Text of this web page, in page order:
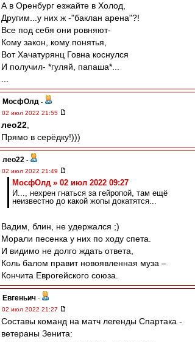
А в Оренбург езжайте в Холод,
Другим...у них ж -"баклан арена"?!
Все под себя они ровняют-
Кому закон, кому понятья,
Вот Хачатурянц Говна коснулся
И получил- *гуляй, папаша*...
МосфОлд -
02 июл 2022 21:55
лео22
Прямо в серёдку!)))
лео22 -
02 июл 2022 21:49
МосфОлд » 02 июл 2022 09:27
И..., нехрен гнаться за гейропой, там ещё
неизвестно до какой жопы докатятся...
Вадим, блин, не удержался ;)
Морали песенка у них по ходу спета.
И видимо не долго ждать ответа,
Коль балом правит новоявленная муза –
Кончита Еврогейского союза.
Евгеньич -
02 июл 2022 21:27
Составы команд на матч легенды Спартака -
ветераны Зенита: